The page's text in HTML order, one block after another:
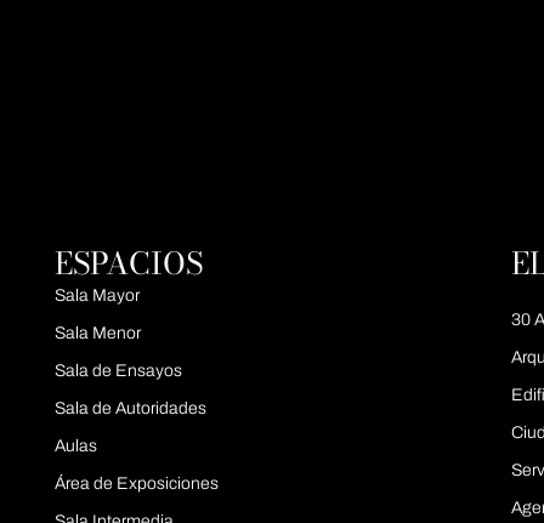
ESPACIOS
Sala Mayor
Sala Menor
Sala de Ensayos
Sala de Autoridades
Aulas
Área de Exposiciones
30